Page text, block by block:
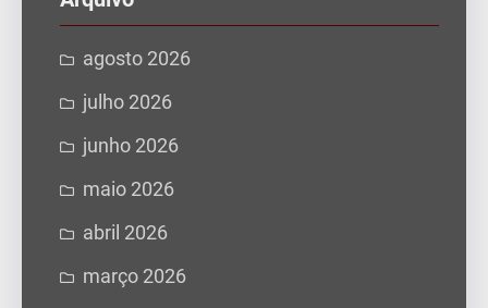
s
r
agosto 2026
julho 2026
junho 2026
maio 2026
abril 2026
março 2026